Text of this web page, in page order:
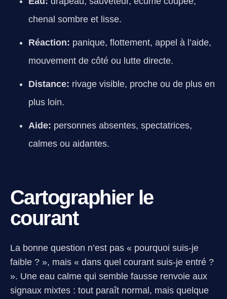
chenal sombre et lisse.
Réaction: panique, flottement, appel à l’aide,
mouvement de côté ou lutte directe.
Distance: rivage visible, proche ou de plus en
plus loin.
Aide: personnes absentes, spectatrices,
calmes ou aidantes.
Cartographier le
courant
La bonne question n’est pas « pourquoi suis-je
faible ? », mais « dans quel courant suis-je entré ?
». Une eau calme qui semble fausse renvoie aux
signaux mixtes : tout paraît normal, mais quelque